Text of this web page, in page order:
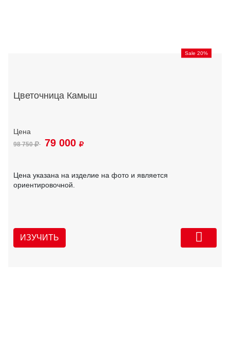
Sale 20%
Цветочница Камыш
98 750 79 000
Цена указана на изделие на фото и является
ориентировочной.
ИЗУЧИТЬ